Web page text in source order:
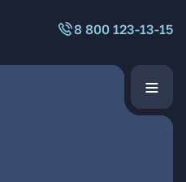
8 800 123-13-15